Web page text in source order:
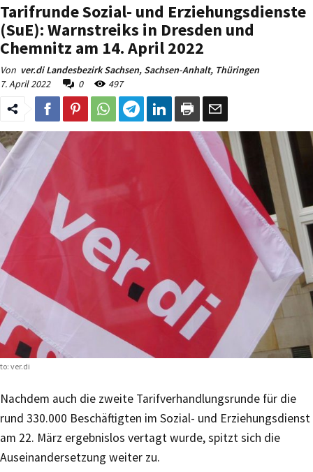
Tarifrunde Sozial- und Erziehungsdienste
(SuE): Warnstreiks in Dresden und
Chemnitz am 14. April 2022
Von ver.di Landesbezirk Sachsen, Sachsen-Anhalt, Thüringen
7. April 2022
0 497
ver.di
Nachdem auch die zweite Tarifverhandlungsrunde für die
rund 330.000 Beschäftigten im Sozial- und Erziehungsdienst
am 22. März ergebnislos vertagt wurde, spitzt sich die
Auseinandersetzung weiter zu.